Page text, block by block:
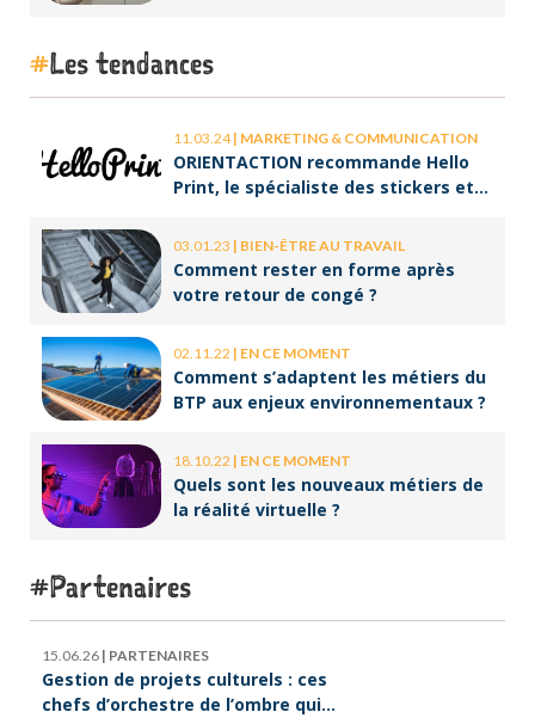
Les tendances
11.03.24| MARKETING & COMMUNICATION
ORIENTACTION recommande Hello
Print, le spécialiste des stickers et
03.01.23 | BIEN-ÊTRE AU TRAVAIL
Comment rester en forme après
votre retour de congé ?
02.11.22 | EN CE MOMENT
Comment s’adaptent les métiers du
BTP aux enjeux environnementaux ?
18.10.22 | EN CE MOMENT
Quels sont les nouveaux métiers de
la réalité virtuelle ?
Partenaires
15.06.26 | PARTENAIRES
Gestion de projets culturels : ces
chefs d’orchestre de l’ombre qui